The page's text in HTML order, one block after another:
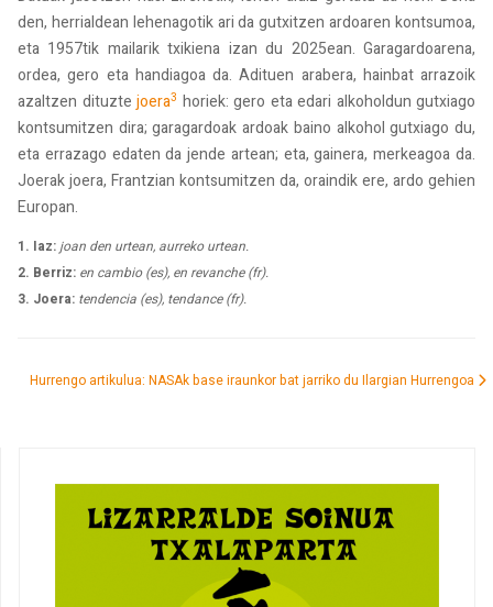
den, herrialdean lehenagotik ari da gutxitzen ardoaren kontsumoa,
eta 1957tik mailarik txikiena izan du 2025ean. Garagardoarena,
ordea, gero eta handiagoa da. Adituen arabera, hainbat arrazoik
azaltzen dituzte joera3 horiek: gero eta edari alkoholdun gutxiago
kontsumitzen dira; garagardoak ardoak baino alkohol gutxiago du,
eta errazago edaten da jende artean; eta, gainera, merkeagoa da.
Joerak joera, Frantzian kontsumitzen da, oraindik ere, ardo gehien
Europan.
1. Iaz:joan den urtean, aurreko urtean.
2. Berriz: en cambio (es), en revanche (fr).
3. Joera: tendencia (es), tendance (fr).
Hurrengo artikulua: NASAk base iraunkor bat jarriko du Ilargian Hurrengoa